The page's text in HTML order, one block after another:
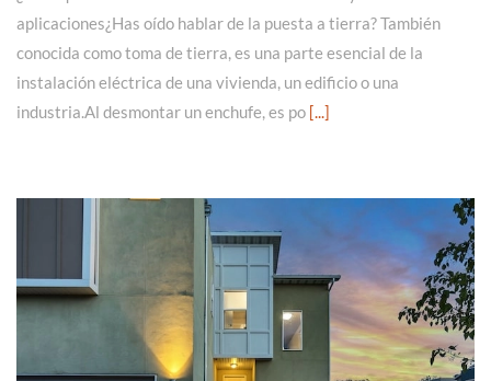
aplicaciones¿Has oído hablar de la puesta a tierra? También
conocida como toma de tierra, es una parte esencial de la
instalación eléctrica de una vivienda, un edificio o una
industria.Al desmontar un enchufe, es po [...]